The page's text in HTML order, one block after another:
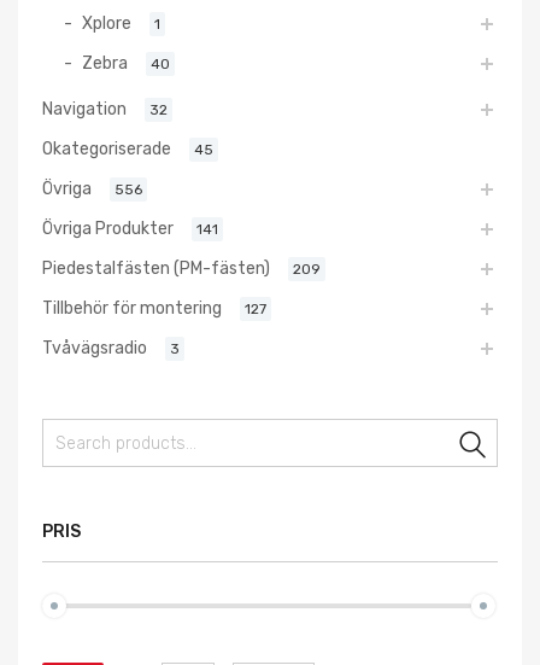
Xplore 1
Zebra 40
Navigation 32
Okategoriserade 45
Övriga 556
Övriga Produkter 141
Piedestalfästen (PM-fästen) 209
Tillbehör för montering 127
Tvåvägsradio 3
PRIS